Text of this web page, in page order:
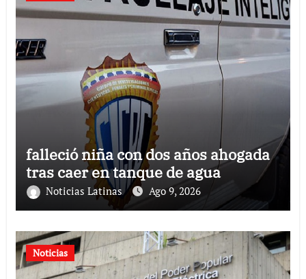
falleció niña con dos años ahogada
tras caer en tanque de agua
Noticias Latinas Ago 9, 2026
Noticias